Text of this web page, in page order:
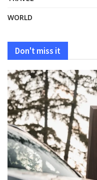
WORLD
Don't miss it